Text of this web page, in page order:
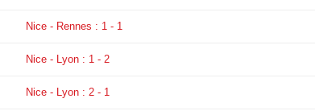
Nice - Rennes : 1 - 1
Nice - Lyon : 1 - 2
Nice - Lyon : 2 - 1